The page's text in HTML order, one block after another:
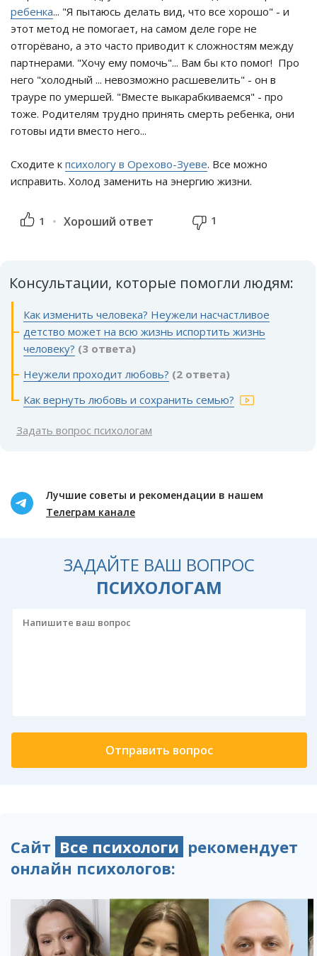
ребенка... "Я пытаюсь делать вид, что все хорошо" - и
этот метод не помогает, на самом деле горе не
отгорёвано, а это часто приводит к сложностям между
партнерами. "Хочу ему помочь"... Вам бы кто помог! Про
него "холодный ... невозможно расшевелить" - он в
трауре по умершей. "Вместе выкарабкиваемся" - про
тоже. Родителям трудно принять смерть ребенка, они
готовы идти вместо него...
Сходите к психологу в Орехово-Зуеве. Все можно
исправить. Холод заменить на энергию жизни.
1 Хороший ответ 1
Консультации, которые помогли людям:
Как изменить человека? Неужели насчастливое
детство может на всю жизнь испортить жизнь
человеку? (3 ответа)
Неужели проходит любовь? (2 ответа)
Как вернуть любовь и сохранить семью?
Задать вопрос психологам
Лучшие советы и рекомендации в нашем
Телеграм канале
ЗАДАЙТЕ ВАШ ВОПРОС
ПСИХОЛОГАМ
Сайт Все психологи рекомендует
онлайн психологов: